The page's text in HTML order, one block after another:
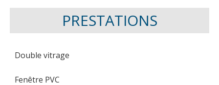
PRESTATIONS
Double vitrage
Fenêtre PVC